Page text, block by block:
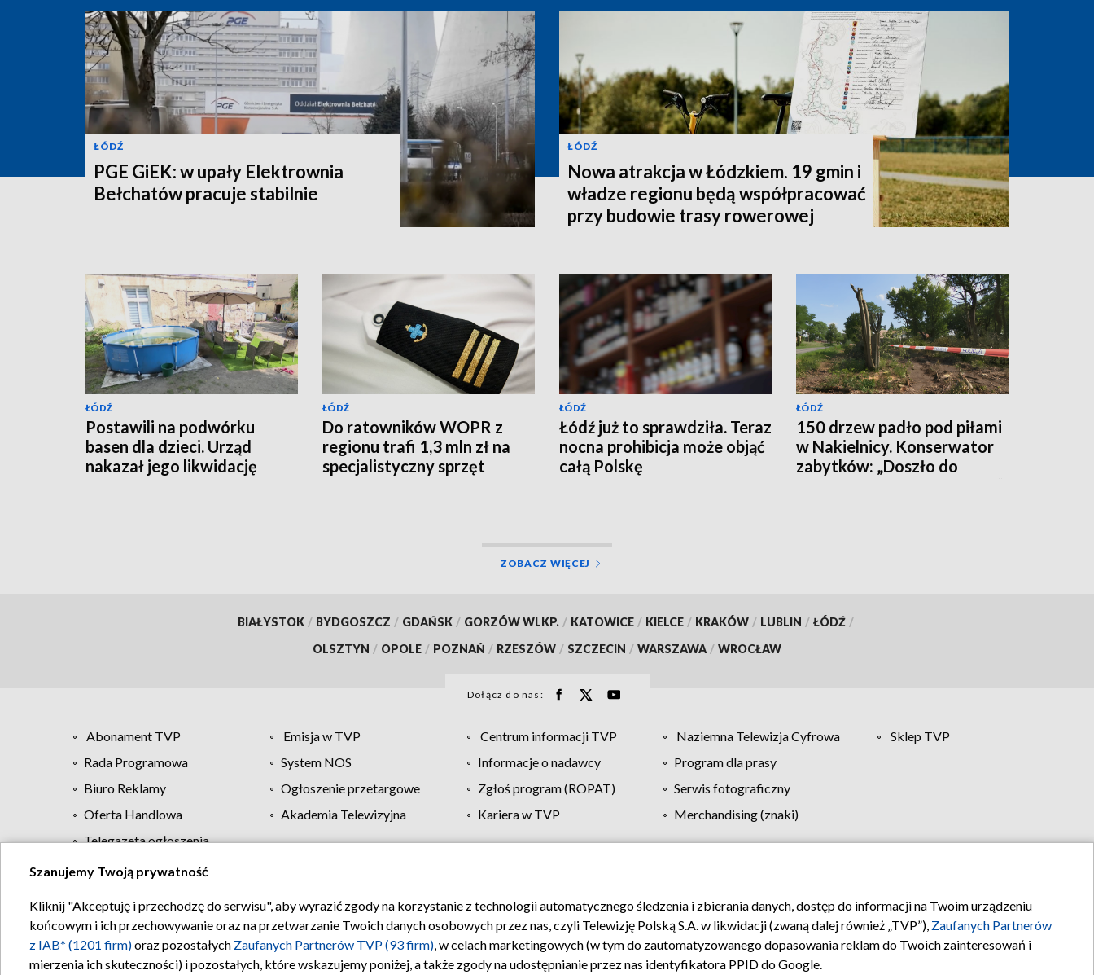
ŁÓDŹ
PGE GiEK: w upały Elektrownia
Bełchatów pracuje stabilnie
ŁÓDŹ
Nowa atrakcja w Łódzkiem. 19 gmin i
władze regionu będą współpracować
przy budowie trasy rowerowej
ŁÓDŹ
Postawili na podwórku
basen dla dzieci. Urząd
nakazał jego likwidację
ŁÓDŹ
Do ratowników WOPR z
regionu trafi 1,3 mln zł na
specjalistyczny sprzęt
ŁÓDŹ
Łódź już to sprawdziła. Teraz
nocna prohibicja może objąć
całą Polskę
ŁÓDŹ
150 drzew padło pod piłami
w Nakielnicy. Konserwator
zabytków: „Doszło do
ZOBACZ WIĘCEJ
BIAŁYSTOK / BYDGOSZCZ / GDAŃSK / GORZÓW WLKP. / KATOWICE / KIELCE / KRAKÓW / LUBLIN / ŁÓDŹ /
OLSZTYN / OPOLE / POZNAŃ / RZESZÓW / SZCZECIN / WARSZAWA / WROCŁAW
Dołącz do nas:
Abonament TVP Emisja w TVP Centrum informacji TVP Naziemna Telewizja Cyfrowa
Sklep TVP
Rada Programowa
System NOS Informacje o nadawcy
Program dla prasy
Biuro Reklamy
Ogłoszenie przetargowe Zgłoś program (ROPAT)
Serwis fotograficzny
Oferta Handlowa
Akademia Telewizyjna Kariera w TVP
Merchandising (znaki)
Telegazeta ogłoszenia
Regulamin TVP Polityka prywatności Moje zgody Pomoc Biuro reklamy Kontakt
Szanujemy Twoją prywatność
Kliknij "Akceptuję i przechodzę do serwisu", aby wyrazić zgody na korzystanie z technologii automatycznego śledzenia i zbierania danych, dostęp do informacji na Twoim urządzeniu
końcowym i ich przechowywanie oraz na przetwarzanie Twoich danych osobowych przez nas, czyli Telewizję Polską S.A. w likwidacji (zwaną dalej również „TVP”), Zaufanych Partnerów
z IAB* (1201 firm)oraz pozostałych Zaufanych Partnerów TVP (93 firm), w celach marketingowych (w tym do zautomatyzowanego dopasowania reklam do Twoich zainteresowań i
mierzenia ich skuteczności) i pozostałych, które wskazujemy poniżej, a także zgody na udostępnianie przez nas identyfikatora PPID do Google.